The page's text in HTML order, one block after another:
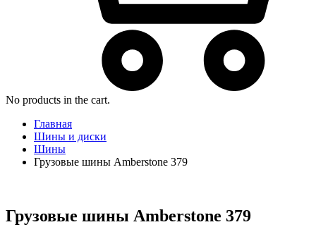
No products in the cart.
Главная
Шины и диски
Шины
Грузовые шины Amberstone 379
Грузовые шины Amberstone 379